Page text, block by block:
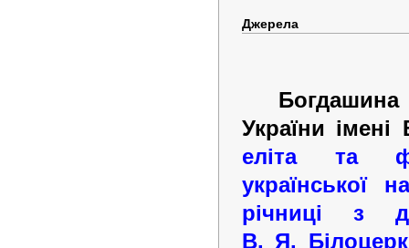
Джерела
Богдашина
України
еліта та
української
річниці з
В. Я.